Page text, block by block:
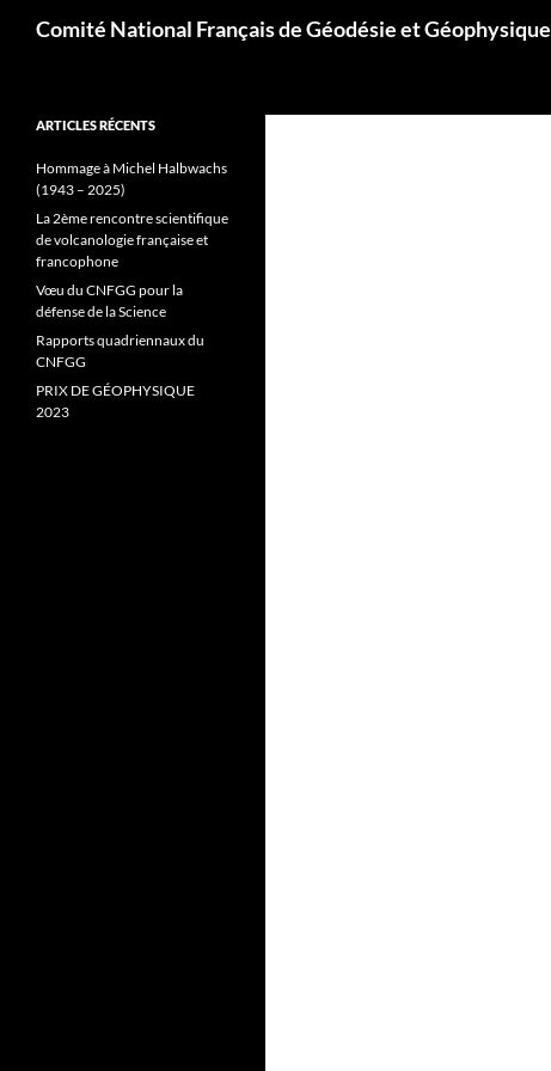
Comité National Français de Géodésie et Géophysique
ARTICLES RÉCENTS
Hommage à Michel Halbwachs
(1943 – 2025)
La 2ème rencontre scientifique
de volcanologie française et
francophone
Vœu du CNFGG pour la
défense de la Science
Rapports quadriennaux du
CNFGG
PRIX DE GÉOPHYSIQUE
2023